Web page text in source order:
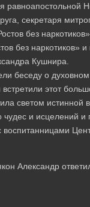
равноапостольной
секретаря
без
без наркотиков»
Кушнира.
беседу о
этот
светом
и исцелений и
Александр